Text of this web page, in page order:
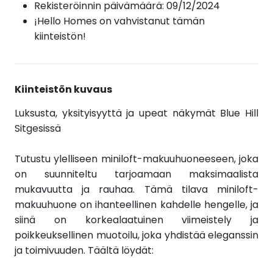
Rekisteröinnin päivämäärä: 09/12/2024
¡Hello Homes on vahvistanut tämän
kiinteistön!
Kiinteistön kuvaus
Luksusta, yksityisyyttä ja upeat näkymät Blue Hill
Sitgesissä
Tutustu ylelliseen miniloft-makuuhuoneeseen, joka
on suunniteltu tarjoamaan maksimaalista
mukavuutta ja rauhaa. Tämä tilava miniloft-
makuuhuone on ihanteellinen kahdelle hengelle, ja
siinä on korkealaatuinen viimeistely ja
poikkeuksellinen muotoilu, joka yhdistää eleganssin
ja toimivuuden. Täältä löydät: